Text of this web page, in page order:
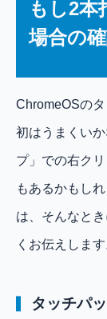
もし2本
場合の
ChromeOSの
初はうまくい
プ」での右ク
もあるかもし
は、そんなと
くお伝えします
タッチパ